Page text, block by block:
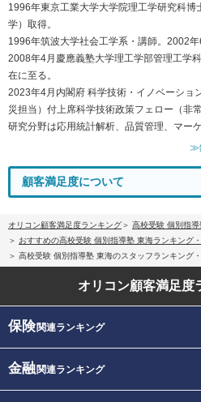
1996年東京工業大学大学院理工学研究科博
学）取得。
1996年筑波大学社会工学系・講師。2002年
2008年4月慶應義塾大学理工学部管理工学
在に至る。
2023年4月内閣府 科学技術・イノベーショ
災担当）付上席科学技術政策フェロー（非常
研究分野は応用統計解析、品質管理、マーケ
≫
顧客満足度について
オリコン顧客満足度ランキング
高校受験 個別指
おすすめの高校受験 個別指導塾 東海ランキング
高校受験 個別指導塾 東海のスタッフランキング
オリコン顧客満足度
保険関連ランキング
金融関連ランキング